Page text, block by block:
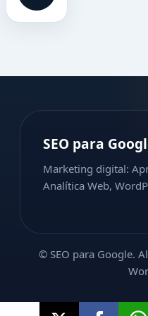
SEO para
Marketing digital:
Analítica Web,
© SEO para Google.